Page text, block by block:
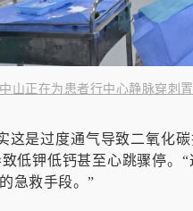
山正在为患者行中心静脉穿刺
这是过度通气导致二氧化
低钾低钙甚至心跳骤停。
急救手段。”